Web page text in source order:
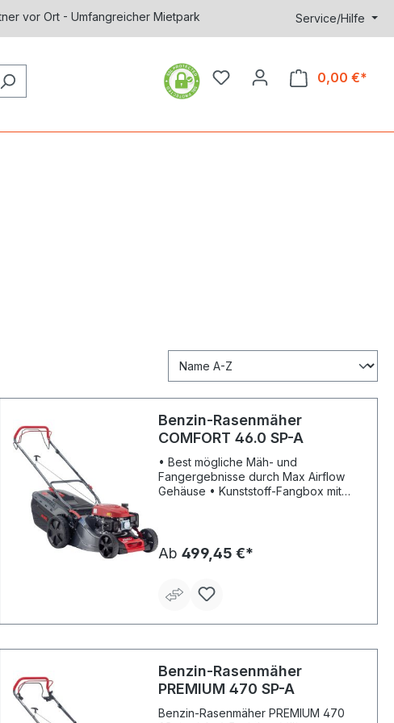
vor Ort - Umfangreicher Mietpark Service/Hilfe
0,00 €*
Benzin-Rasenmäher
COMFORT 46.0 SP-A
• Best mögliche Mäh- und
Fangergebnisse durch Max Airflow
Gehäuse • Kunststoff-Fangbox mit
Fronttragegriff • Ergonomisch
geformter Führungsholm mit
für leichtes Schieben • Gehäuse aus
Ab 499,45 €*
Benzin-Rasenmäher
PREMIUM 470 SP-A
Benzin-Rasenmäher PREMIUM 470